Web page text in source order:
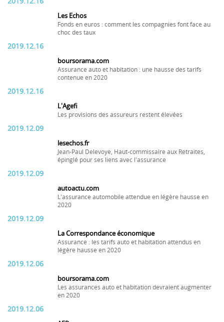
Les Echos
Fonds en euros : comment les compagnies font face au
choc des taux
2019.12.16
boursorama.com
Assurance auto et habitation : une hausse des tarifs
contenue en 2020
2019.12.16
L'Agefi
Les provisions des assureurs restent élevées
2019.12.09
lesechos.fr
Jean-Paul Delevoye, Haut-commissaire aux Retraites,
épinglé pour ses liens avec l'assurance
2019.12.09
autoactu.com
L'assurance automobile attendue en légère hausse en
2020
2019.12.09
La Correspondance économique
Assurance : les tarifs auto et habitation attendus en
légère hausse en 2020
2019.12.06
boursorama.com
Les assurances auto et habitation devraient augmenter
en 2020
2019.12.06